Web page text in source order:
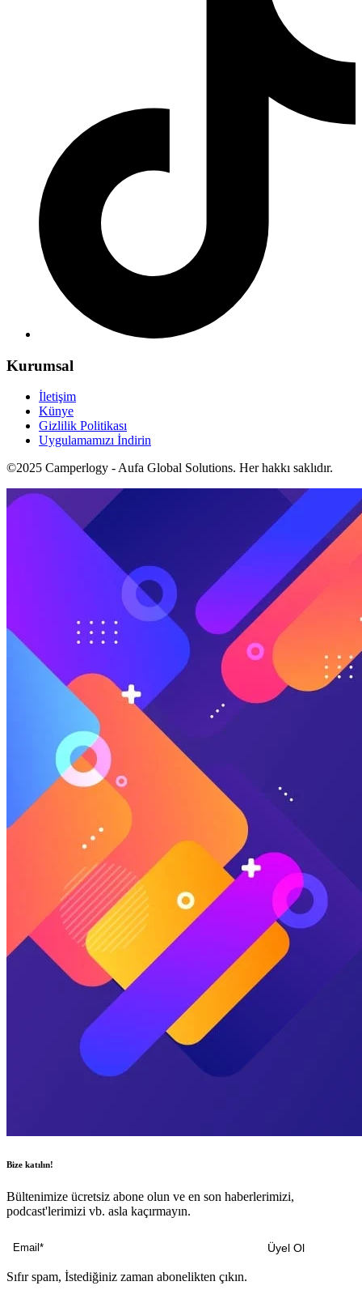
Kurumsal
İletişim
Künye
Gizlilik Politikası
Uygulamamızı İndirin
©2025 Camperlogy - Aufa Global Solutions. Her hakkı saklıdır.
Bize katılın!
Bültenimize ücretsiz abone olun ve en son haberlerimizi,
podcast'lerimizi vb. asla kaçırmayın.
Sıfır spam, İstediğiniz zaman abonelikten çıkın.